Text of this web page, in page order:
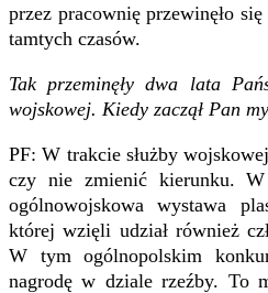
przez pracownię przewinęło
tamtych czasów.
Tak przeminęły dwa lata
wojskowej. Kiedy zaczął Pan
PF: W trakcie służby
czy nie zmienić kierunku. W
ogólnowojskowa wystawa
której wzięli udział również
W tym ogólnopolskim
nagrodę w dziale rzeźby. To